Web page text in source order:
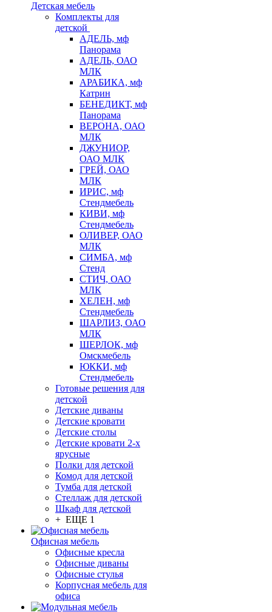
Детская мебель
Комплекты для
детской
АДЕЛЬ, мф
Панорама
АДЕЛЬ, ОАО
МЛК
АРАБИКА, мф
Катрин
БЕНЕДИКТ, мф
Панорама
ВЕРОНА, ОАО
МЛК
ДЖУНИОР,
ОАО МЛК
ГРЕЙ, ОАО
МЛК
ИРИС, мф
Стендмебель
КИВИ, мф
Стендмебель
ОЛИВЕР, ОАО
МЛК
СИМБА, мф
Стенд
СТИЧ, ОАО
МЛК
ХЕЛЕН, мф
Стендмебель
ШАРЛИЗ, ОАО
МЛК
ШЕРЛОК, мф
Омскмебель
ЮККИ, мф
Стендмебель
Готовые решения для
детской
Детские диваны
Детские кровати
Детские столы
Детские кровати 2-х
ярусные
Полки для детской
Комод для детской
Тумба для детской
Стеллаж для детской
Шкаф для детской
+ ЕЩЕ 1
Офисная мебель
Офисные кресла
Офисные диваны
Офисные стулья
Корпусная мебель для
офиса